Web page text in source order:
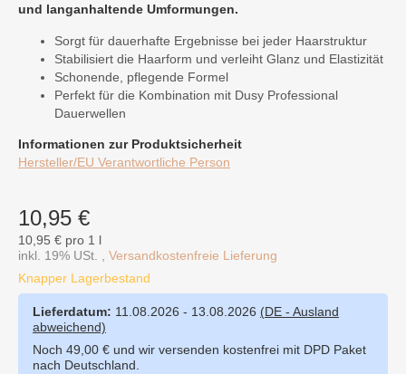
und langanhaltende Umformungen.
Sorgt für dauerhafte Ergebnisse bei jeder Haarstruktur
Stabilisiert die Haarform und verleiht Glanz und Elastizität
Schonende, pflegende Formel
Perfekt für die Kombination mit Dusy Professional
Dauerwellen
Informationen zur Produktsicherheit
Hersteller/EU Verantwortliche Person
10,95 €
10,95 € pro 1 l
inkl. 19% USt. , Versandkostenfreie Lieferung
Knapper Lagerbestand
Lieferdatum: 11.08.2026 - 13.08.2026 (DE - Ausland
abweichend)
Noch 49,00 € und wir versenden kostenfrei mit DPD Paket
nach Deutschland.